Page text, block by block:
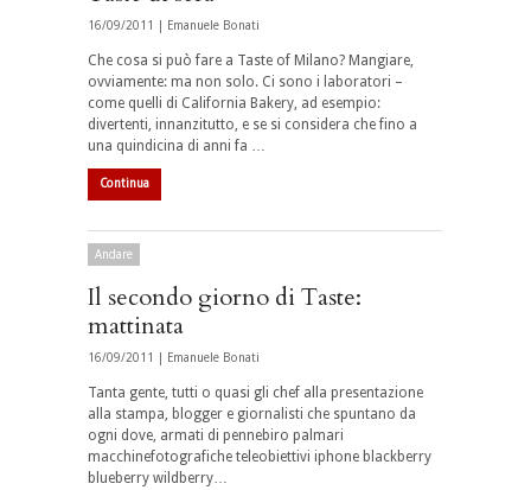
16/09/2011 | Emanuele Bonati
Che cosa si può fare a Taste of Milano? Mangiare,
ovviamente: ma non solo. Ci sono i laboratori –
come quelli di California Bakery, ad esempio:
divertenti, innanzitutto, e se si considera che fino a
una quindicina di anni fa …
Continua
Andare
Il secondo giorno di Taste:
mattinata
16/09/2011 | Emanuele Bonati
Tanta gente, tutti o quasi gli chef alla presentazione
alla stampa, blogger e giornalisti che spuntano da
ogni dove, armati di pennebiro palmari
macchinefotografiche teleobiettivi iphone blackberry
blueberry wildberry…